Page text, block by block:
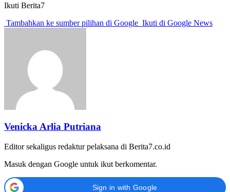
Ikuti Berita7
Tambahkan ke sumber pilihan di Google Ikuti di Google News
Venicka Arlia Putriana
Editor sekaligus redaktur pelaksana di Berita7.co.id
Masuk dengan Google untuk ikut berkomentar.
Sign in with Google